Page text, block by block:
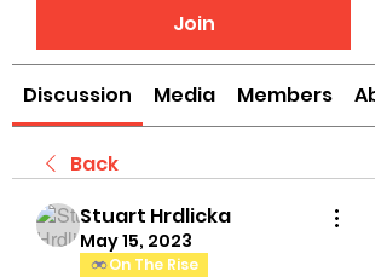
Join
Discussion Media Members
Back
Stuart Hrdlicka
May 15, 2023
On The Rise